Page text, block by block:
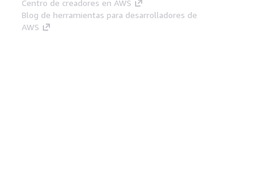
Centro de creadores en AWS
Blog de herramientas para desarrolladores de
AWS